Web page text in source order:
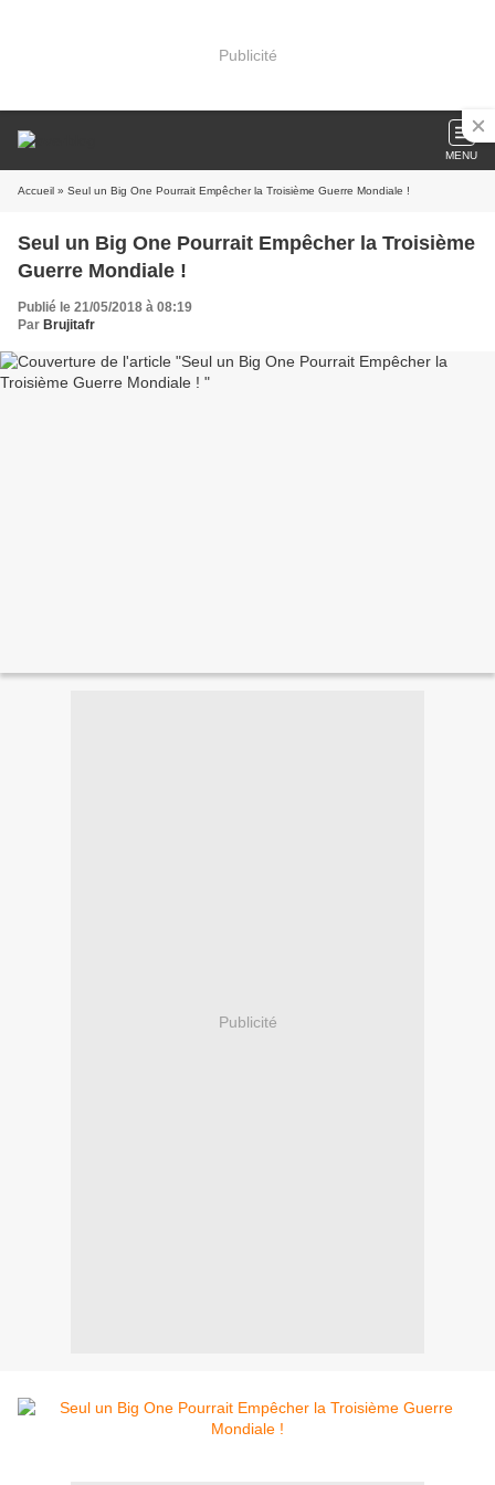
Publicité
MENU
Accueil » Seul un Big One Pourrait Empêcher la Troisième Guerre Mondiale !
Seul un Big One Pourrait Empêcher la Troisième
Guerre Mondiale !
Publié le 21/05/2018 à 08:19
Par Brujitafr
Publicité